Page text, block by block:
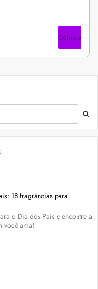
Compre
18 fragrâncias para
o Dia dos Pais e encontre a
você ama!